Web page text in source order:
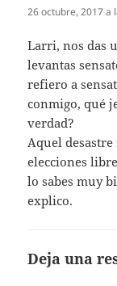
26 octubre, 2017 a
Larri, nos das
levantas
refiero a
conmigo, qué
verdad?
Aquel
elecciones
lo sabes muy
explico.
Deja una